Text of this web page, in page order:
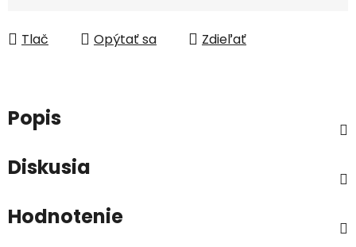
Tlač Opýtať sa Zdieľať
Popis
Diskusia
Hodnotenie